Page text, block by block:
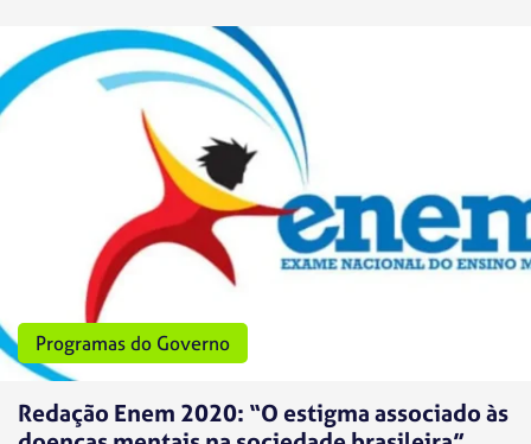
Programas do Governo
Redação Enem 2020: “O estigma associado às